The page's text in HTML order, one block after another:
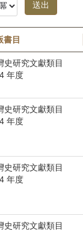
書目
史研究文獻類目
年度
史研究文獻類目
年度
史研究文獻類目
年度
史研究文獻類目